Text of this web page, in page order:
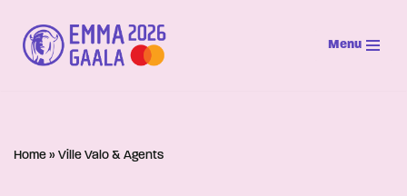
Siirry
suoraan
Menu
Home » Ville Valo & Agents